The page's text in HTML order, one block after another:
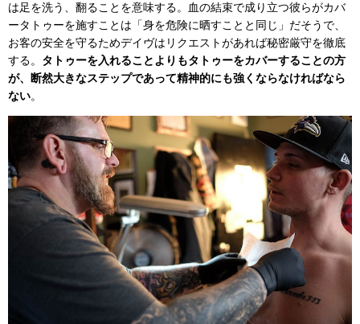
は足を洗う、翻ることを意味する。血の結束で成り立つ彼らがカバ
ータトゥーを施すことは「身を危険に晒すことと同じ」だそうで、
お客の安全を守るためデイヴはリクエストがあれば秘密厳守を徹底
する。 タトゥーを入れることよりもタトゥーをカバーすることの方
が、断然大きなステップであって精神的にも強くならなければなら
ない。